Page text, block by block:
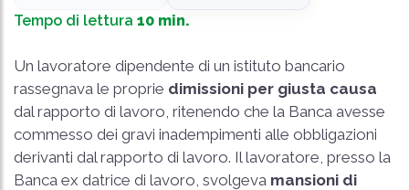
Tempo di lettura 10 min.
Un lavoratore dipendente di un istituto bancario
rassegnava le proprie dimissioni per giusta causa
dal rapporto di lavoro, ritenendo che la Banca avesse
commesso dei gravi inadempimenti alle obbligazioni
derivanti dal rapporto di lavoro. Il lavoratore, presso la
Banca ex datrice di lavoro, svolgeva mansioni di